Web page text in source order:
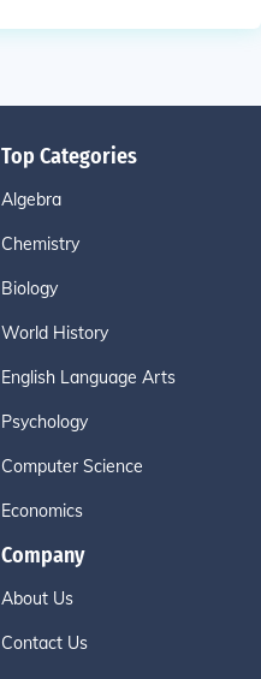
Top Categories
Algebra
Chemistry
Biology
World History
English Language Arts
Psychology
Computer Science
Economics
Company
About Us
Contact Us